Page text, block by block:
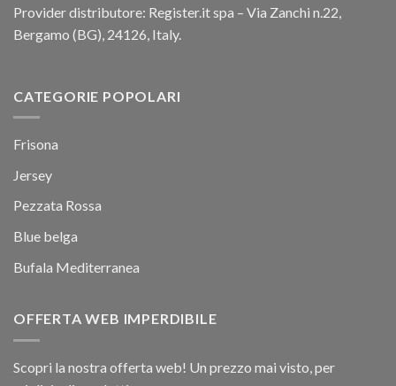
Provider distributore: Register.it spa – Via Zanchi n.22,
Bergamo (BG), 24126, Italy.
CATEGORIE POPOLARI
Frisona
Jersey
Pezzata Rossa
Blue belga
Bufala Mediterranea
OFFERTA WEB IMPERDIBILE
Scopri la nostra offerta web! Un prezzo mai visto, per